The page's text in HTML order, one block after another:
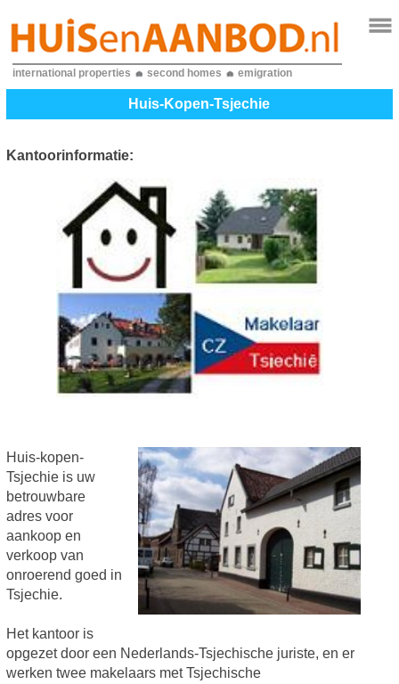
international properties second homes emigration
Huis-Kopen-Tsjechie
Kantoorinformatie:
Huis-kopen-
Tsjechie is uw
betrouwbare
adres voor
aankoop en
verkoop van
onroerend goed in
Tsjechie.
Het kantoor is
opgezet door een Nederlands-Tsjechische juriste, en er
werken twee makelaars met Tsjechische